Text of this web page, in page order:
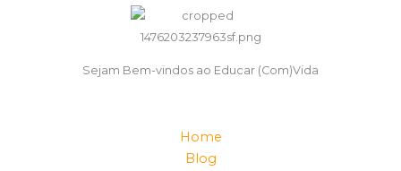
Sejam Bem-vindos ao Educar (Com)Vida
Home
Blog